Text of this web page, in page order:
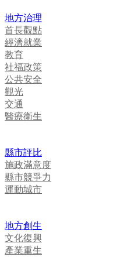
地方治理
首長觀點
經濟就業
教育
社福政策
公共安全
觀光
交通
醫療衛生
縣市評比
施政滿意度
縣市競爭力
運動城市
地方創生
文化復興
產業重生